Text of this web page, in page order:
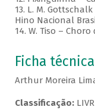
13. L. M.
Hino Nacional
14. W. Tiso – Choro
Ficha técnica
Arthur Moreira
Classificação: